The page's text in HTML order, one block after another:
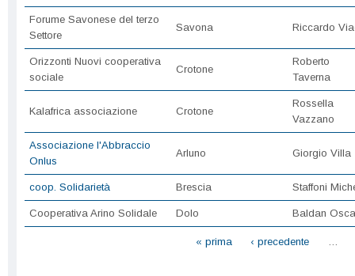
Forume Savonese del terzo
Settore
Savona Riccardo
Orizzonti Nuovi cooperativa
sociale
Crotone
Roberto
Taverna
Kalafrica associazione Crotone
Rossella
Vazzano
Associazione l'Abbraccio
Onlus
Arluno Giorgio Villa
coop. Solidarietà Brescia Staffoni
Cooperativa Arino Solidale Dolo Baldan
« prima ‹ precedente